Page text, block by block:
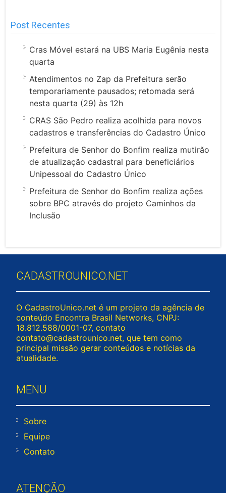
Post Recentes
Cras Móvel estará na UBS Maria Eugênia nesta
quarta
Atendimentos no Zap da Prefeitura serão
temporariamente pausados; retomada será
nesta quarta (29) às 12h
CRAS São Pedro realiza acolhida para novos
cadastros e transferências do Cadastro Único
Prefeitura de Senhor do Bonfim realiza mutirão
de atualização cadastral para beneficiários
Unipessoal do Cadastro Único
Prefeitura de Senhor do Bonfim realiza ações
sobre BPC através do projeto Caminhos da
Inclusão
CADASTROUNICO.NET
O CadastroUnico.net é um projeto da agência de
conteúdo Encontra Brasil Networks, CNPJ:
18.812.588/0001-07, contato
contato@cadastrounico.net, que tem como
principal missão gerar conteúdos e notícias da
atualidade.
MENU
Sobre
Equipe
Contato
ATENÇÃO